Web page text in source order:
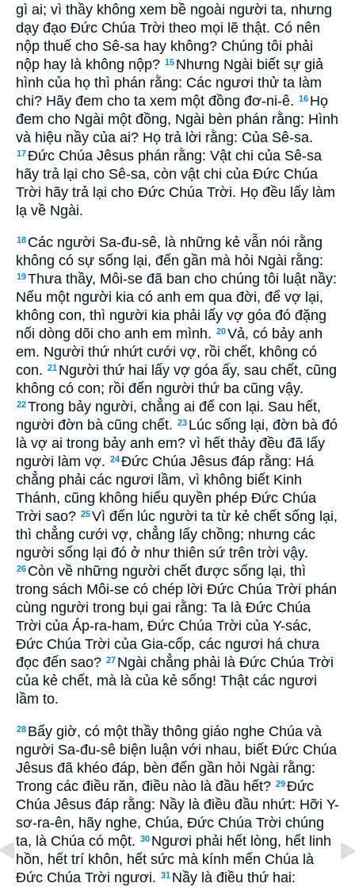
gì ai; vì thầy không xem bề ngoài người ta, nhưng
dạy đạo Ðức Chúa Trời theo mọi lẽ thật. Có nên
nộp thuế cho Sê-sa hay không? Chúng tôi phải
nộp hay là không nộp? 15 Nhưng Ngài biết sự giả
hình của họ thì phán rằng: Các ngươi thử ta làm
chi? Hãy đem cho ta xem một đồng đơ-ni-ê. 16 Họ
đem cho Ngài một đồng, Ngài bèn phán rằng: Hình
và hiệu nầy của ai? Họ trả lời rằng: Của Sê-sa.
17Ðức Chúa Jêsus phán rằng: Vật chi của Sê-sa
hãy trả lại cho Sê-sa, còn vật chi của Ðức Chúa
Trời hãy trả lại cho Ðức Chúa Trời. Họ đều lấy làm
lạ về Ngài.
18 Các người Sa-đu-sê, là những kẻ vẫn nói rằng
không có sự sống lại, đến gần mà hỏi Ngài rằng:
19Thưa thầy, Môi-se đã ban cho chúng tôi luật nầy:
Nếu một người kia có anh em qua đời, để vợ lại,
không con, thì người kia phải lấy vợ góa đó đặng
nối dòng dõi cho anh em mình. 20Vả, có bảy anh
em. Người thứ nhứt cưới vợ, rồi chết, không có
con. 21 Người thứ hai lấy vợ góa ấy, sau chết, cũng
không có con; rồi đến người thứ ba cũng vậy.
22Trong bảy người, chẳng ai để con lại. Sau hết,
người đờn bà cũng chết. 23 Lúc sống lại, đờn bà đó
là vợ ai trong bảy anh em? vì hết thảy đều đã lấy
người làm vợ. 24Ðức Chúa Jêsus đáp rằng: Há
chẳng phải các ngươi lầm, vì không biết Kinh
Thánh, cũng không hiểu quyền phép Ðức Chúa
Trời sao? 25Vì đến lúc người ta từ kẻ chết sống lại,
thì chẳng cưới vợ, chẳng lấy chồng; nhưng các
người sống lại đó ở như thiên sứ trên trời vậy.
26 Còn về những người chết được sống lại, thì
trong sách Môi-se có chép lời Ðức Chúa Trời phán
cùng người trong bụi gai rằng: Ta là Ðức Chúa
Trời của Áp-ra-ham, Ðức Chúa Trời của Y-sác,
Ðức Chúa Trời của Gia-cốp, các ngươi há chưa
đọc đến sao? 27 Ngài chẳng phải là Ðức Chúa Trời
của kẻ chết, mà là của kẻ sống! Thật các ngươi
lầm to.
28 Bấy giờ, có một thầy thông giáo nghe Chúa và
người Sa-đu-sê biện luận với nhau, biết Ðức Chúa
Jêsus đã khéo đáp, bèn đến gần hỏi Ngài rằng:
Trong các điều răn, điều nào là đầu hết? 29Ðức
Chúa Jêsus đáp rằng: Nầy là điều đầu nhứt: Hỡi Y-
sơ-ra-ên, hãy nghe, Chúa, Ðức Chúa Trời chúng
ta, là Chúa có một. 30 Ngươi phải hết lòng, hết linh
hồn, hết trí khôn, hết sức mà kính mến Chúa là
Ðức Chúa Trời ngươi. 31 Nầy là điều thứ hai: